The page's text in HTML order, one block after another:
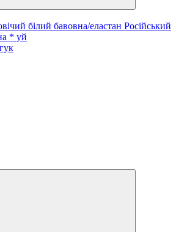
білий бавовна/еластан Російський
* уй